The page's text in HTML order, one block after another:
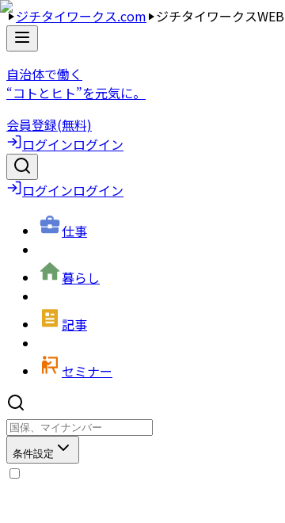
ジチタイワークス.com ジチタイワークスWEB
自治体で働く
“コトとヒト”を元気に。
会員登録(無料)
ログインログイン
ログインログイン
仕事
暮らし
記事
セミナー
条件設定